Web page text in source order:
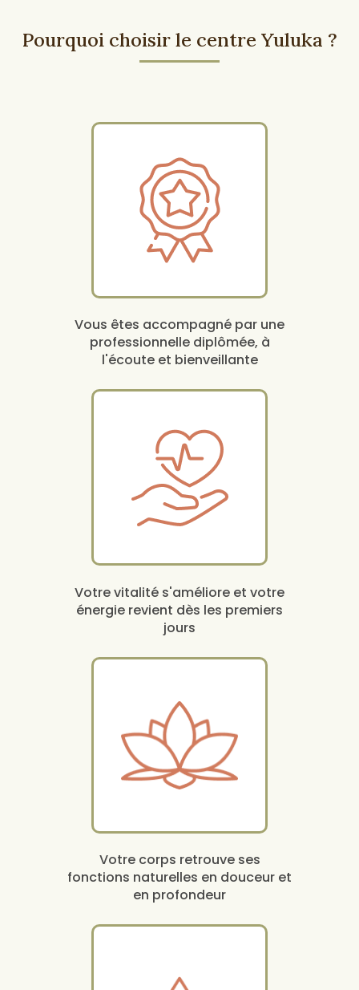
Pourquoi choisir le centre Yuluka ?
Vous êtes accompagné par une
professionnelle diplômée, à
l'écoute et bienveillante
Votre vitalité s'améliore et votre
énergie revient dès les premiers
jours
Votre corps retrouve ses
fonctions naturelles en douceur et
en profondeur